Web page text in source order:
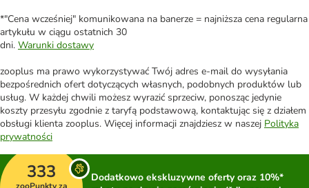
*"Cena wcześniej" komunikowana na banerze = najniższa cena regularna
artykułu w ciągu ostatnich 30
dni. Warunki dostawy
zooplus ma prawo wykorzystywać Twój adres e-mail do wysyłania
bezpośrednich ofert dotyczących własnych, podobnych produktów lub
usług. W każdej chwili możesz wyrazić sprzeciw, ponosząc jedynie
koszty przesyłu zgodnie z taryfą podstawową, kontaktując się z działem
obsługi klienta zooplus. Więcej informacji znajdziesz w naszej Polityka
prywatności
333
Dodatkowo ekskluzywne oferty oraz 10%*